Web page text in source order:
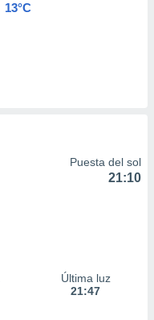
13°C
Puesta del sol
21:10
Última luz
21:47